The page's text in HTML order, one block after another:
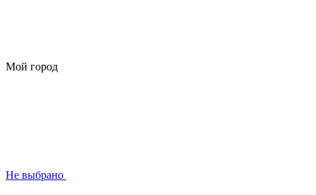
Мой город
Не выбрано